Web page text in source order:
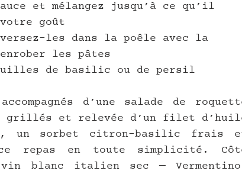
et mélangez jusqu’à ce qu’il
goût
les dans la poêle avec la
les pâtes
de basilic ou de persil
d’une salade de
grillés et relevée d’un filet
un sorbet citron-basilic frais
repas en toute simplicité.
blanc italien sec —